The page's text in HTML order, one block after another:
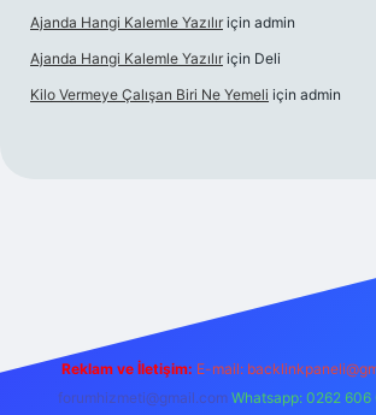
Ajanda Hangi Kalemle Yazılır için admin
Ajanda Hangi Kalemle Yazılır için Deli
Kilo Vermeye Çalışan Biri Ne Yemeli için admin
Reklam ve İletişim: E-mail:
forumhizmeti@gmail.com Whatsapp: 0262 606